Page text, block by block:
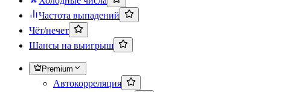
Частота выпадений
Чёт/нечет
Шансы на выигрыш
Premium
Автокорреляция